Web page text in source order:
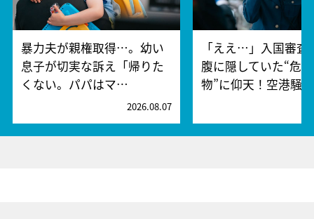
暴力夫が親権取得…。幼い
息子が切実な訴え「帰りた
くない。パパはマ…
2026.08.07
「ええ…」入国審査
腹に隠していた“危
物”に仰天！空港騒